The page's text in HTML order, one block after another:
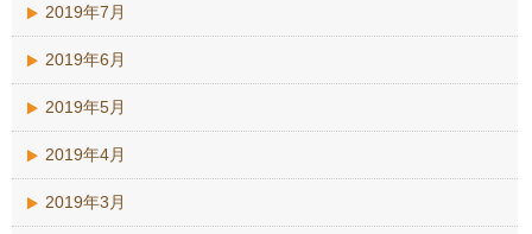
2019年7月
2019年6月
2019年5月
2019年4月
2019年3月